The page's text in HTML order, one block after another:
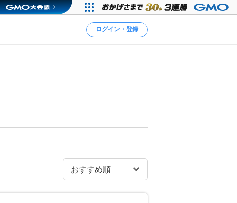
ログイン・登録